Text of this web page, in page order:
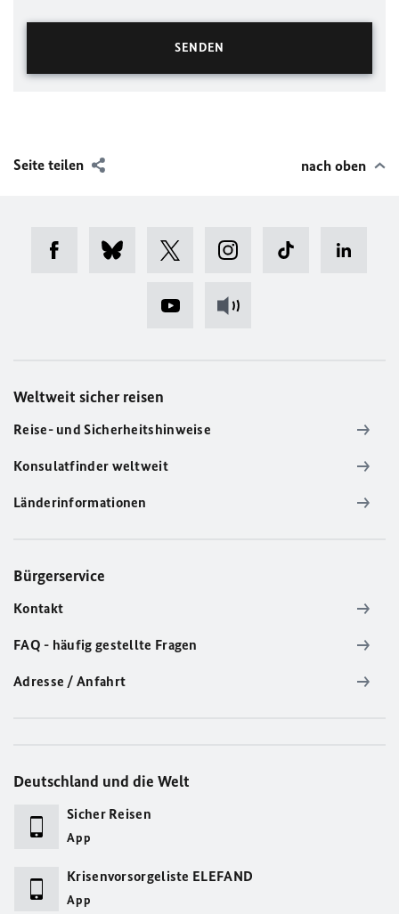
Seite teilen nach oben
Weltweit sicher reisen
Reise- und Sicherheitshinweise
Konsulatfinder weltweit
Länderinformationen
Bürgerservice
Kontakt
FAQ - häufig gestellte Fragen
Adresse / Anfahrt
Deutschland und die Welt
Sicher Reisen
App
Krisenvorsorgeliste ELEFAND
App